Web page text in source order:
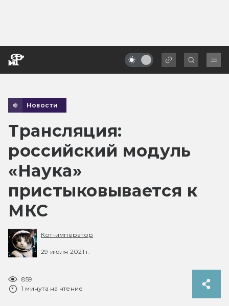
Новости
Трансляция:
российский модуль
«Наука»
пристыковывается к
МКС
Кот-император
29 июля 2021 г.
859
1 минута на чтение